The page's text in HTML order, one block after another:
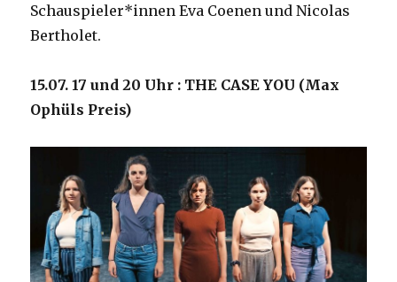
Schauspieler*innen Eva Coenen und Nicolas
Bertholet.
15.07. 17 und 20 Uhr : THE CASE YOU (Max
Ophüls Preis)